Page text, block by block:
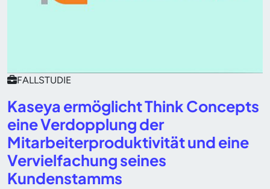
FALLSTUDIE
Kaseya ermöglicht Think Concepts
eine Verdopplung der
Mitarbeiterproduktivität und eine
Vervielfachung seines
Kundenstamms